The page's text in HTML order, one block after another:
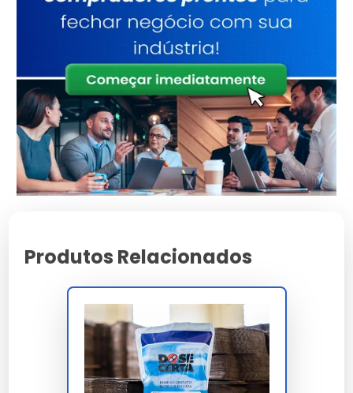
FINAT FTM 1 com cisalhamento 80 minutos a
70°C peso 1 kg PSTC 107, assegurando vedação
definitiva entre abas do envelope sem
possibilidade de reabertura sem alteração
visível. A impressão void utiliza tinta UV
migratória com camada de transferência
programada em rompimento, que ao detectar
tentativa de abertura forçada transfere marca
permanente com mensagem ABERTO ou
VIOLADO de forma irreversível sobre o
A conformidade atende NBR 14937 nível 3 com
homologação Correios categoria 2 e categoria 3,
Lei Geral de Proteção de Dados LGPD art. 46
para transporte de documentos sensíveis,
Banco Central resolução 4.658 para transporte
de valores fiduciários em pequeno porte e ABNT
NBR 9050 para acessibilidade informacional. A
rastreabilidade é feita por numeração serial
Produtos Relacionados